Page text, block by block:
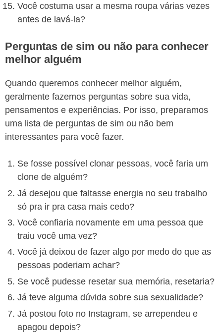
Você costuma usar a mesma roupa várias vezes
antes de lavá-la?
Perguntas de sim ou não para conhecer
melhor alguém
Quando queremos conhecer melhor alguém,
geralmente fazemos perguntas sobre sua vida,
pensamentos e experiências. Por isso, preparamos
uma lista de perguntas de sim ou não bem
interessantes para você fazer.
Se fosse possível clonar pessoas, você faria um
clone de alguém?
Já desejou que faltasse energia no seu trabalho
só pra ir pra casa mais cedo?
Você confiaria novamente em uma pessoa que
traiu você uma vez?
Você já deixou de fazer algo por medo do que as
pessoas poderiam achar?
Se você pudesse resetar sua memória, resetaria?
Já teve alguma dúvida sobre sua sexualidade?
Já postou foto no Instagram, se arrependeu e
apagou depois?